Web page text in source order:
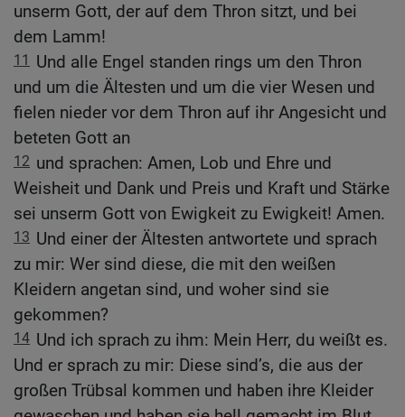
unserm Gott, der auf dem Thron sitzt, und bei
dem Lamm!
11
Und alle Engel standen rings um den Thron
und um die Ältesten und um die vier Wesen und
fielen nieder vor dem Thron auf ihr Angesicht und
beteten Gott an
12 und sprachen: Amen, Lob und Ehre und
Weisheit und Dank und Preis und Kraft und Stärke
sei unserm Gott von Ewigkeit zu Ewigkeit! Amen.
13 Und einer der Ältesten antwortete und sprach
zu mir: Wer sind diese, die mit den weißen
Kleidern angetan sind, und woher sind sie
gekommen?
14 Und ich sprach zu ihm: Mein Herr, du weißt es.
Und er sprach zu mir: Diese sind’s, die aus der
großen Trübsal kommen und haben ihre Kleider